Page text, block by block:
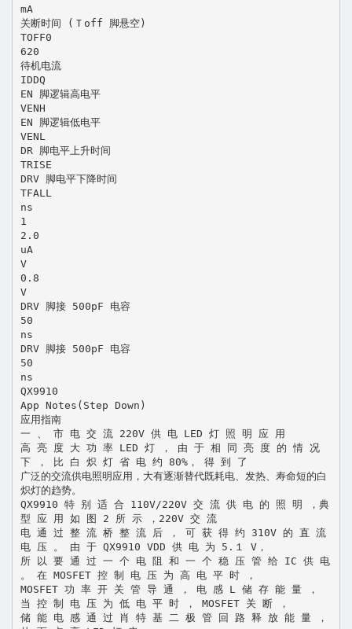
mA
关断时间 (Ｔoff 脚悬空)
TOFF0
620
待机电流
IDDQ
EN 脚逻辑高电平
VENH
EN 脚逻辑低电平
VENL
DR 脚电平上升时间
TRISE
DRV 脚电平下降时间
TFALL
ns
1
2.0
uA
V
0.8
V
DRV 脚接 500pF 电容
50
ns
DRV 脚接 500pF 电容
50
ns
QX9910
App Notes(Step Down)
应用指南
一 、 市 电 交 流 220V 供 电 LED 灯 照 明 应 用
高 亮 度 大 功 率 LED 灯 ， 由 于 相 同 亮 度 的 情 况
下 ， 比 白 炽 灯 省 电 约 80%， 得 到 了
广泛的交流供电照明应用，大有逐渐替代既耗电、发热、寿命短的白
炽灯的趋势。
QX9910 特 别 适 合 110V/220V 交 流 供 电 的 照 明 ，典
型 应 用 如 图 2 所 示 ，220V 交 流
电 通 过 整 流 桥 整 流 后 ， 可 获 得 约 310V 的 直 流
电 压 。 由 于 QX9910 VDD 供 电 为 5.１ V，
所 以 要 通 过 一 个 电 阻 和 一 个 稳 压 管 给 IC 供 电
。 在 MOSFET 控 制 电 压 为 高 电 平 时 ，
MOSFET 功 率 开 关 管 导 通 ， 电 感 L 储 存 能 量 ，
当 控 制 电 压 为 低 电 平 时 ， MOSFET 关 断 ，
储 能 电 感 通 过 肖 特 基 二 极 管 回 路 释 放 能 量 ，